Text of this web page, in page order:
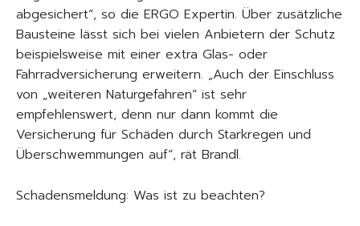
abgesichert“, so die ERGO Expertin. Über zusätzliche
Bausteine lässt sich bei vielen Anbietern der Schutz
beispielsweise mit einer extra Glas- oder
Fahrradversicherung erweitern. „Auch der Einschluss
von „weiteren Naturgefahren“ ist sehr
empfehlenswert, denn nur dann kommt die
Versicherung für Schäden durch Starkregen und
Überschwemmungen auf“, rät Brandl.
Schadensmeldung: Was ist zu beachten?